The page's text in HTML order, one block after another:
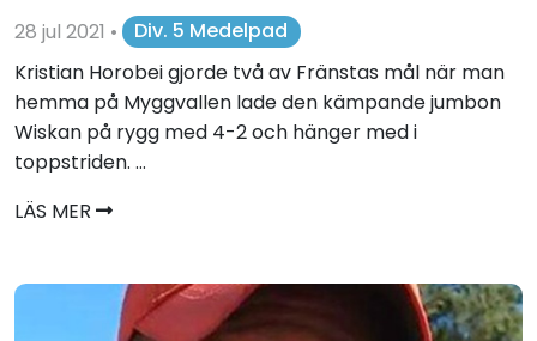
28 jul 2021 •
Div. 5 Medelpad
Kristian Horobei gjorde två av Fränstas mål när man
hemma på Myggvallen lade den kämpande jumbon
Wiskan på rygg med 4-2 och hänger med i
toppstriden. ...
LÄS MER